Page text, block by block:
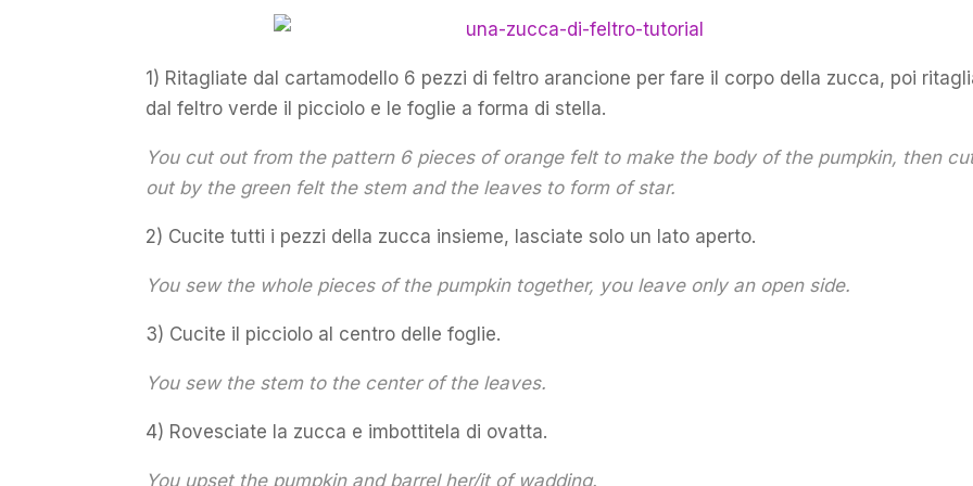
1) Ritagliate dal cartamodello 6 pezzi di feltro arancione per fare il corpo della zucca, poi
dal feltro verde il picciolo e le foglie a forma di stella.
You cut out from the pattern 6 pieces of orange felt to make the body of the pumpkin, then
out by the green felt the stem and the leaves to form of star.
2) Cucite tutti i pezzi della zucca insieme, lasciate solo un lato aperto.
You sew the whole pieces of the pumpkin together, you leave only an open side.
3) Cucite il picciolo al centro delle foglie.
You sew the stem to the center of the leaves.
4) Rovesciate la zucca e imbottitela di ovatta.
You upset the pumpkin and barrel her/it of wadding.